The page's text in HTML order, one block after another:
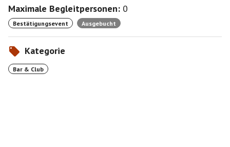
Maximale Begleitpersonen: 0
Bestätigungsevent Ausgebucht
Kategorie
Bar & Club